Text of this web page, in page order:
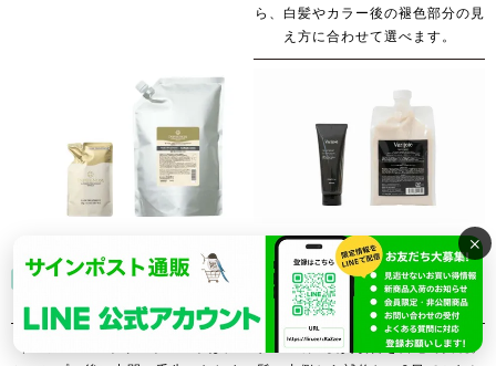
ら、白髪やカラー後の褪色部分の見
え方に合わせて選べます。
送料無料
価格¥ 3,025 税込
ヴァリジョア トリートメント
送料無料
価格¥2,970税込 〜
サロン級の髪質改善を自宅で実現。
×